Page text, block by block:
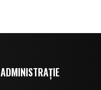
ADMINISTRAȚIE